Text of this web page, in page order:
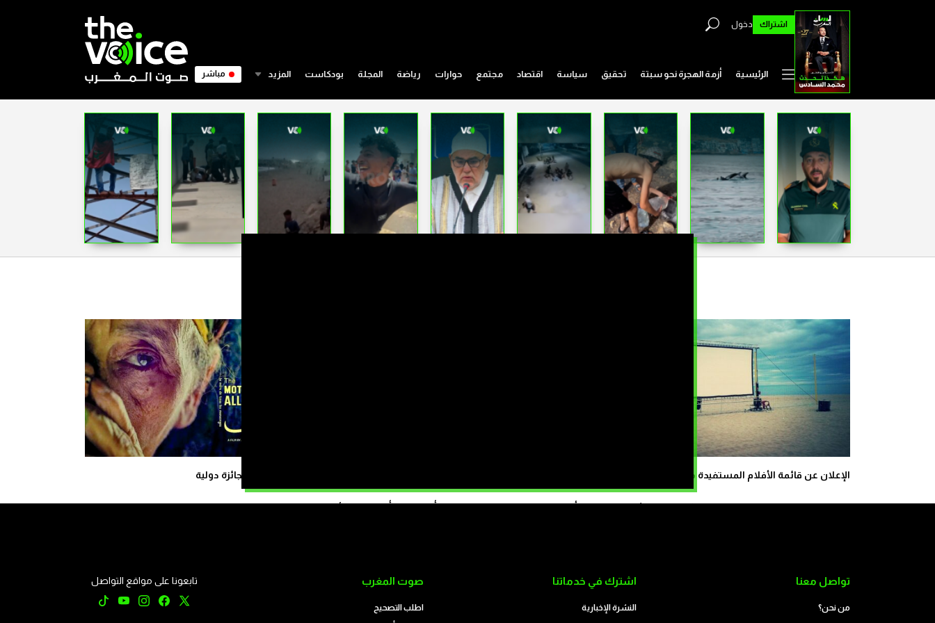
اشتراك دخول
الرئيسية أزمة الهجرة نحو سبتة تحقيق سياسة اقتصاد مجتمع حوارات رياضة المجلة بودكاست المزيد مباشر
كيف زحف عشرات الالاف فجأة نحو سبتة المحتلة؟ بفعل الفقر أم التلاعب أم انسداد الأفق؟
الإعلان عن قائمة الأفلام المستفيدة من الدعم “كذب أبيض” مرشح لجائزة دولية
تواصل معنا
من نحن؟
اشترك في خدماتنا
النشرة الإخبارية
صوت المغرب
اطلب التصحيح
تابعونا على مواقع التواصل